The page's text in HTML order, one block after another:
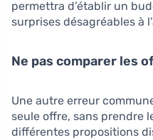
permettra d’établir un
surprises désagréables à
Ne pas comparer les
Une autre erreur
seule offre, sans prendre
différentes propositions